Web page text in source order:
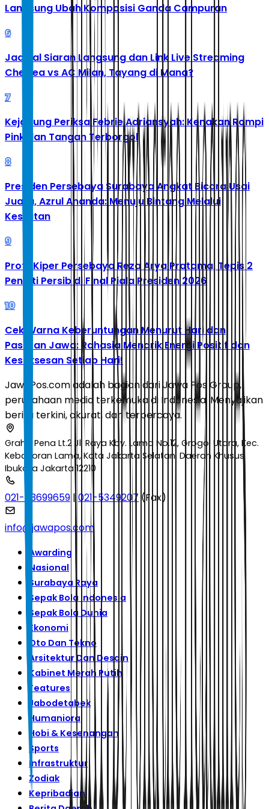
Langsung Ubah Komposisi Ganda Campuran
6
Jadwal Siaran Langsung dan Link Live Streaming
Chelsea vs AC Milan, Tayang di Mana?
7
Kejagung Periksa Febrie Adriansyah: Kenakan Rompi
Pink dan Tangan Terborgol
8
Presiden Persebaya Surabaya Angkat Bicara Usai
Juara, Azrul Ananda: Menuju Bintang Melalui
Kesulitan
9
Profil Kiper Persebaya Reza Arya Pratama, Tepis 2
Penalti Persib di Final Piala Presiden 2026
10
Cek Warna Keberuntungan Menurut Hari dan
Pasaran Jawa: Rahasia Menarik Energi Positif dan
Kesuksesan Setiap Hari!
JawaPos.com adalah bagian dari Jawa Pos Group,
perusahaan media terkemuka di Indonesia. Menyajikan
berita terkini, akurat, dan terpercaya.
Graha Pena Lt.2 Jl. Raya Kby. Lama No.12, Grogol Utara, Kec.
Kebayoran Lama, Kota Jakarta Selatan, Daerah Khusus
Ibukota Jakarta 12210
021-53699659 |021-5349207 (Fax)
info@jawapos.com
Awarding
Nasional
Surabaya Raya
Sepak Bola Indonesia
Sepak Bola Dunia
Ekonomi
Oto Dan Tekno
Arsitektur Dan Desain
Kabinet Merah Putih
Features
Jabodetabek
Humaniora
Hobi & Kesenangan
Sports
Infrastruktur
Zodiak
Kepribadian